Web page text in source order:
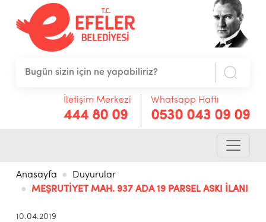
İletişim Merkezi
444 80 09
Whatsapp Hattı
0530 043 09 09
Anasayfa
Duyurular
MEŞRUTİYET MAH. 937 ADA 19 PARSEL ASKI İLANI
10.04.2019